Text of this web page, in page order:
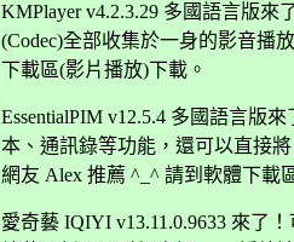
KMPlayer v4.2.3.29 多國語言版
(Codec)全部收集於一身的影音播
下載區(影片播放)下載。
EssentialPIM v12.5.4 多國語言版
本、通訊錄等功能，還可以直接將
網友 Alex 推薦 ^_^ 請到軟體下載
愛奇藝 IQIYI v13.11.0.9633 來了